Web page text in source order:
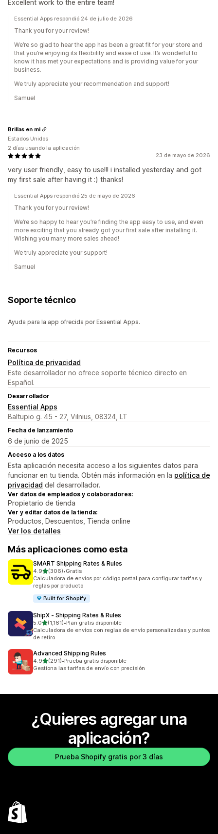
Excellent work to the entire team!
Essential Apps respondió 24 de julio de 2026
Thank you for your review!
We’re so glad to hear the app has been a great fit for your store and
that you’re enjoying its flexibility and ease of use. It’s wonderful to
know it has met your expectations and is providing value for your
business.
We truly appreciate your recommendation and support!
Samuel
23 de mayo de 2026
very user friendly, easy to use!!! i installed yesterday and got
my first sale after having it :) thanks!
Brillas en mi
Estados Unidos
2 días usando la aplicación
Essential Apps respondió 25 de mayo de 2026
Thank you for your review!
We’re so happy to hear you’re finding the app easy to use, and even
more exciting that you already got your first sale after installing it.
Wishing you many more sales ahead!
We truly appreciate your support!
Samuel
Soporte técnico
Ayuda para la app ofrecida por Essential Apps.
Recursos
Política de privacidad
Este desarrollador no ofrece soporte técnico directo en
Español.
Desarrollador
Essential Apps
Baltupio g. 45 - 27, Vilnius, 08324, LT
Fecha de lanzamiento
6 de junio de 2025
Acceso a los datos
Esta aplicación necesita acceso a los siguientes datos para
funcionar en tu tienda. Obtén más información en la política de
privacidad del desarrollador.
Ver datos de empleados y colaboradores:
Propietario de tienda
Ver y editar datos de la tienda:
Productos, Descuentos, Tienda online
Ver los detalles
Más aplicaciones como esta
SMART Shipping Rates & Rules
4.9de 5 estrellas
(306)
306 reseñas en total
•Gratis
Calculadora de envíos por código postal para configurar tarifas y
reglas por producto
Built for Shopify
ShipX ‑ Shipping Rates & Rules
5.0de 5 estrellas
(1,161)
1161 reseñas en total
•Plan gratis disponible
Calculadora de envíos con reglas de envío personalizadas y puntos
de retiro
Advanced Shipping Rules
4.9de 5 estrellas
(291)
291 reseñas en total
•Prueba gratis disponible
Gestiona las tarifas de envío con precisión
¿Quieres agregar una
aplicación?
Prueba Shopify gratis por 3 días